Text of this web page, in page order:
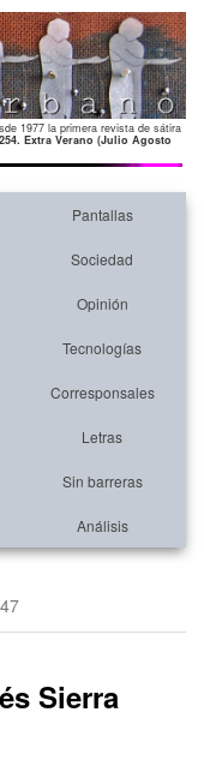
1977 la primera revista de sátira
Extra Verano (Julio Agosto
Pantallas
Sociedad
Opinión
Tecnologías
Corresponsales
Letras
Sin barreras
Análisis
Sierra